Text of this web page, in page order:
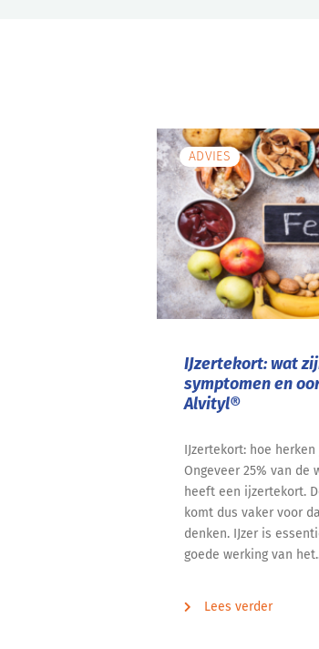
ADVIES
IJzertekort: wat
symptomen en
Alvityl®
IJzertekort: hoe
Ongeveer 25% van de
heeft een ijzertekort.
komt dus vaker voor
denken. IJzer is
goede werking van
Lees verder